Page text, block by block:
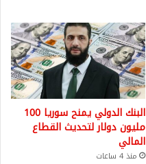
البنك الدولي يمنح سوريا 100
مليون دولار لتحديث القطاع
المالي
منذ 4 ساعات